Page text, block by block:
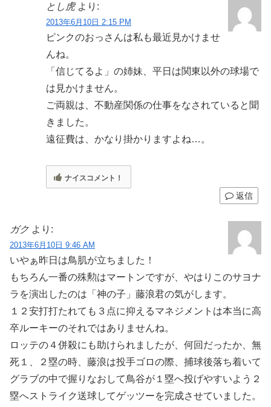
とし虎 より:
2013年6月10日 2:15 PM
ピンクのおっさんは私も最近見かけませ
んね。
「信じてるよ」の姉妹、平日は関東以外の球場で
は見かけません。
ご両親は、不動産関係の仕事をなされていると聞
きました。
遠征費は、かなり掛かりますよね…。
ナイスコメント！
返信
ガク より:
2013年6月10日 9:46 AM
いやぁ昨日は鳥肌が立ちました！
もちろん一番の殊勲はマートンですが、やはりこのサヨナ
ラを演出したのは「神の子」藤浪君の気がします。
１２安打打たれても３点に抑えるマネジメントは本当に高
卒ルーキーのそれではありませんね。
ロッテの４併殺にも助けられましたが、何回だったか、無
死１、２塁の時、藤浪は投手ゴロの際、捕球後落ち着いて
グラブの中で握りなおして鳥谷が１塁へ投げやすいよう２
塁へストライク送球してゲッツーを完成させていました。